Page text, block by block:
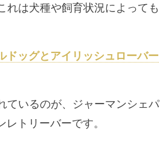
れは犬種や飼育状況によっても
ドッグとアイリッシュローバー
ているのが、ジャーマンシェパ
トリーバーです。